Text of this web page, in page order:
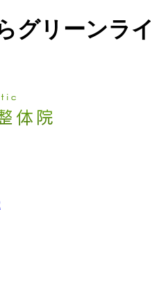
グリーンライ